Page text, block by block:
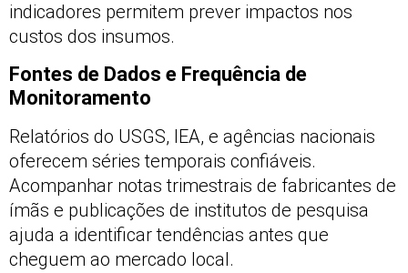
indicadores permitem prever impactos nos
custos dos insumos.
Fontes de Dados e Frequência de
Monitoramento
Relatórios do USGS, IEA, e agências nacionais
oferecem séries temporais confiáveis.
Acompanhar notas trimestrais de fabricantes de
ímãs e publicações de institutos de pesquisa
ajuda a identificar tendências antes que
cheguem ao mercado local.